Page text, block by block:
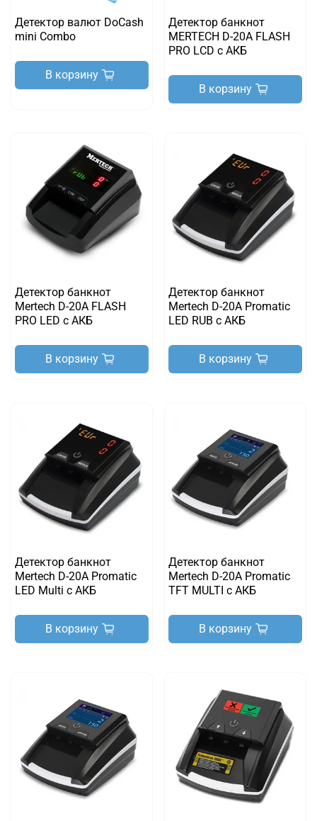
Детектор валют DoCash
mini Combo
В корзину
Детектор банкнот
MERTECH D-20A FLASH
PRO LСD с АКБ
В корзину
Детектор банкнот
Mertech D-20A FLASH
PRO LED с АКБ
В корзину
Детектор банкнот
Mertech D-20A Promatic
LED RUB c АКБ
В корзину
Детектор банкнот
Mertech D-20A Promatic
LED Multi c АКБ
В корзину
Детектор банкнот
Mertech D-20A Promatic
TFT MULTI с АКБ
В корзину